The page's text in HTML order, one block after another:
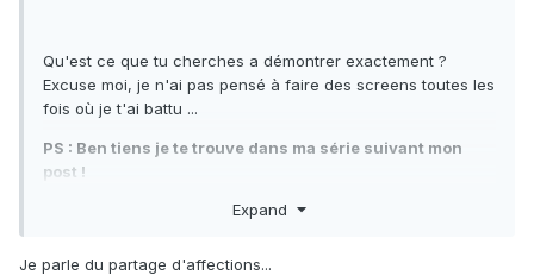
Qu'est ce que tu cherches a démontrer exactement ?
Excuse moi, je n'ai pas pensé à faire des screens toutes les
fois où je t'ai battu ...
PS : Ben tiens je te trouve dans ma série suivant mon
post !
Expand
Je parle du partage d'affections...